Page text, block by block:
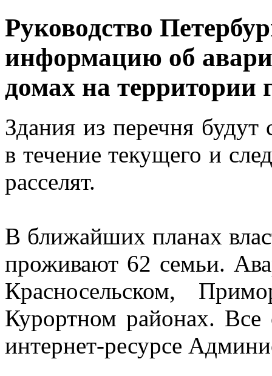
Руководство
информацию об
домах на территории
Здания из перечня
в течение текущего и
расселят.
В ближайших планах
проживают 62 семьи.
Красносельском,
Курортном районах.
интернет-ресурсе